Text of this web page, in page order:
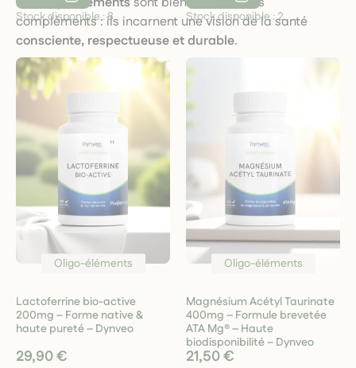
compléments : ils incarnent une vision de la santé
consciente, respectueuse et durable.
Stock disponible :8
Stock disponible :2
Oligo-éléments
Lactoferrine bio-active
200mg – Forme native &
haute pureté – Dynveo
29,90 €
Oligo-éléments
Magnésium Acétyl Taurinate
400mg – Formule brevetée
ATA Mg® – Haute
biodisponibilité – Dynveo
21,50 €